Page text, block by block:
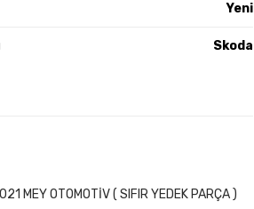
Yeni
Skoda
MEY OTOMOTİV ( SIFIR YEDEK PARÇA )